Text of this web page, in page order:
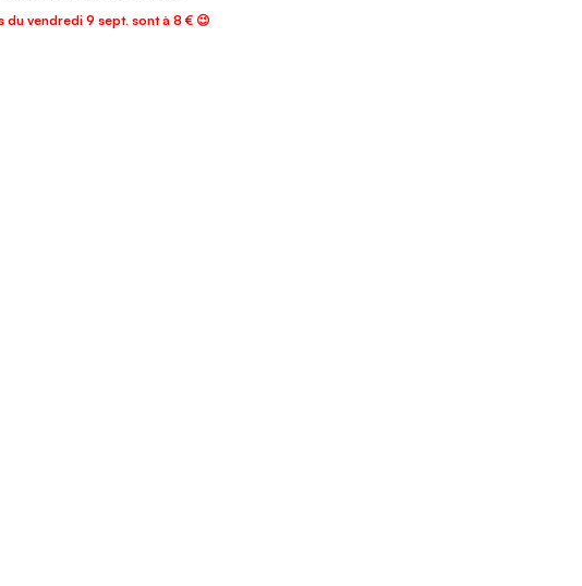
du vendredi 9 sept. sont à 8 € 😉